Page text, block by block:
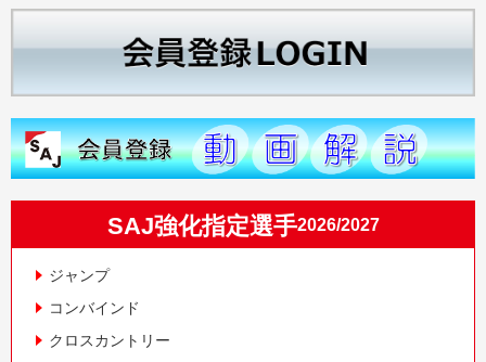
SAJ強化指定選手2026/2027
ジャンプ
コンバインド
クロスカントリー